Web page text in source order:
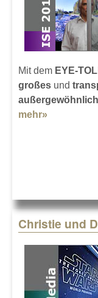
Mit dem EYE-
großes und
mehr»
Christie und